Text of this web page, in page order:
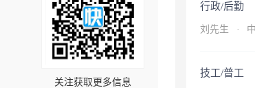
关注获取更多信息
行政/后勤
刘先生 ·
技工/普工